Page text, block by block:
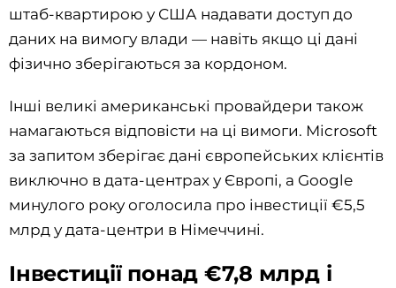
штаб-квартирою у США надавати доступ до
даних на вимогу влади — навіть якщо ці дані
фізично зберігаються за кордоном.
Інші великі американські провайдери також
намагаються відповісти на ці вимоги. Microsoft
за запитом зберігає дані європейських клієнтів
виключно в дата-центрах у Європі, а Google
минулого року оголосила про інвестиції €5,5
млрд у дата-центри в Німеччині.
Інвестиції понад €7,8 млрд і